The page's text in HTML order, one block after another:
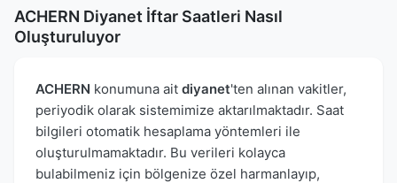
ACHERN Diyanet İftar Saatleri Nasıl
Oluşturuluyor
ACHERN konumuna ait diyanet'ten alınan vakitler,
periyodik olarak sistemimize aktarılmaktadır. Saat
bilgileri otomatik hesaplama yöntemleri ile
oluşturulmamaktadır. Bu verileri kolayca
bulabilmeniz için bölgenize özel harmanlayıp,